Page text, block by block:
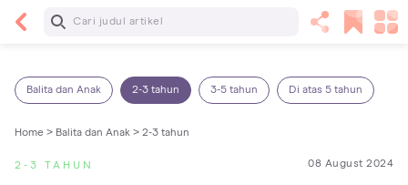
Baca Selanjutnya
Balita dan Anak 2-3 tahun 3-5 tahun Di atas 5 tahun
Home > Balita dan Anak > 2-3 tahun
2-3 TAHUN 08 August 2024